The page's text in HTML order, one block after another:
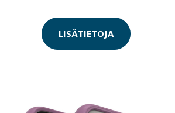
LISÄTIETOJA